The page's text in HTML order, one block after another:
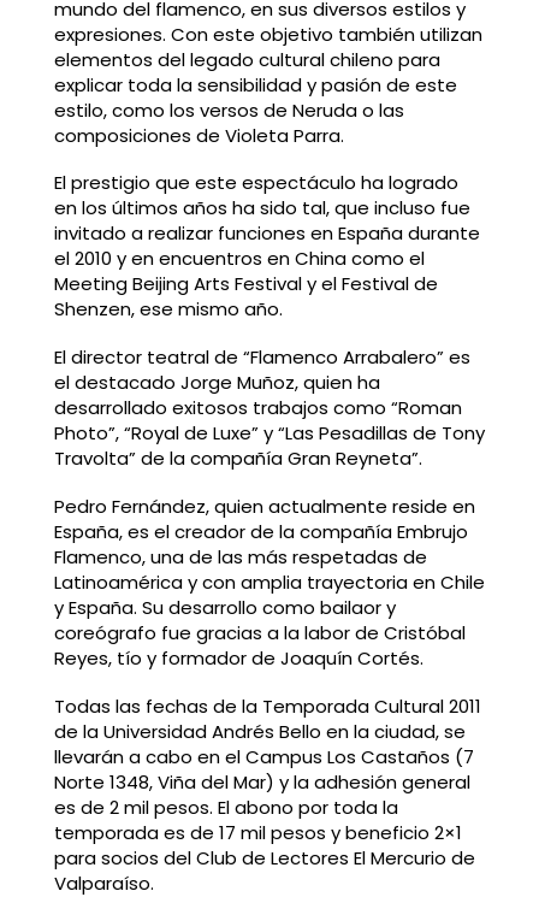
mundo del flamenco, en sus diversos estilos y
expresiones. Con este objetivo también utilizan
elementos del legado cultural chileno para
explicar toda la sensibilidad y pasión de este
estilo, como los versos de Neruda o las
composiciones de Violeta Parra.
El prestigio que este espectáculo ha logrado
en los últimos años ha sido tal, que incluso fue
invitado a realizar funciones en España durante
el 2010 y en encuentros en China como el
Meeting Beijing Arts Festival y el Festival de
Shenzen, ese mismo año.
El director teatral de “Flamenco Arrabalero” es
el destacado Jorge Muñoz, quien ha
desarrollado exitosos trabajos como “Roman
Photo”, “Royal de Luxe” y “Las Pesadillas de Tony
Travolta” de la compañía Gran Reyneta”.
Pedro Fernández, quien actualmente reside en
España, es el creador de la compañía Embrujo
Flamenco, una de las más respetadas de
Latinoamérica y con amplia trayectoria en Chile
y España. Su desarrollo como bailaor y
coreógrafo fue gracias a la labor de Cristóbal
Reyes, tío y formador de Joaquín Cortés.
Todas las fechas de la Temporada Cultural 2011
de la Universidad Andrés Bello en la ciudad, se
llevarán a cabo en el Campus Los Castaños (7
Norte 1348, Viña del Mar) y la adhesión general
es de 2 mil pesos. El abono por toda la
temporada es de 17 mil pesos y beneficio 2×1
para socios del Club de Lectores El Mercurio de
Valparaíso.